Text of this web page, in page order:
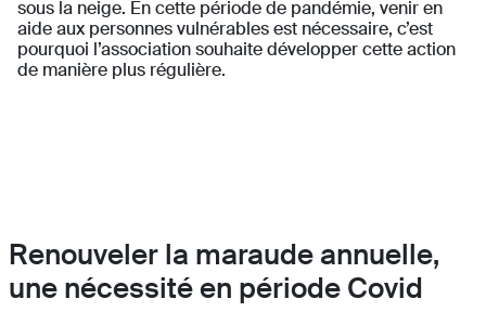
sous la neige. En cette période de pandémie, venir en
aide aux personnes vulnérables est nécessaire, c’est
pourquoi l’association souhaite développer cette action
de manière plus régulière.
Renouveler la maraude annuelle,
une nécessité en période Covid